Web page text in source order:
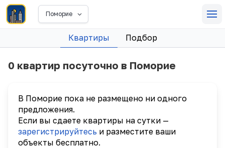
Поморие
Квартиры Подбор
0 квартир посуточно в Поморие
В Поморие пока не размещено ни одного
предложения.
Если вы сдаете квартиры на сутки —
зарегистрируйтесь и разместите ваши
объекты бесплатно.